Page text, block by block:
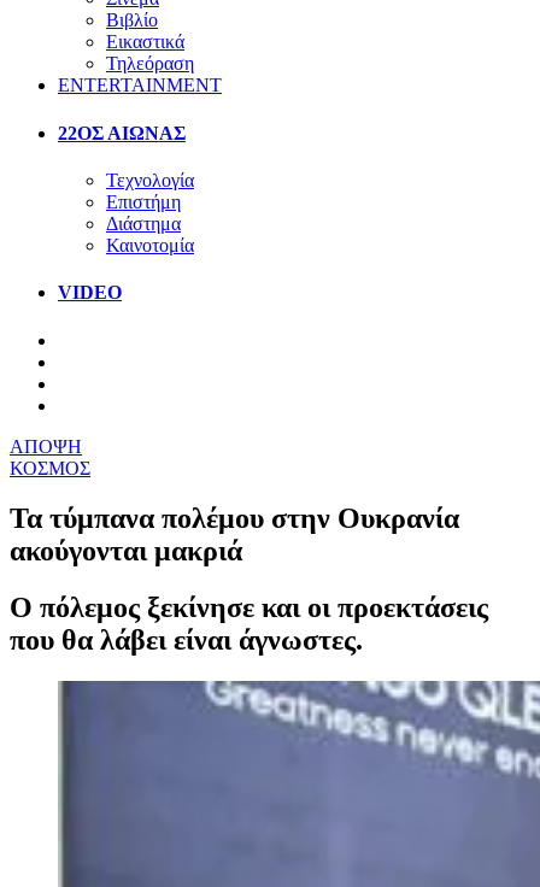
Βιβλίο
Εικαστικά
Τηλεόραση
ENTERTAINMENT
22ΟΣ ΑΙΩΝΑΣ
Τεχνολογία
Επιστήμη
Διάστημα
Καινοτομία
VIDEO
ΑΠΟΨΗ
ΚΟΣΜΟΣ
Τα τύμπανα πολέμου στην Ουκρανία
ακούγονται μακριά
Ο πόλεμος ξεκίνησε και οι προεκτάσεις
που θα λάβει είναι άγνωστες.